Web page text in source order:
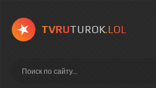
TVRUTUROK.LOL